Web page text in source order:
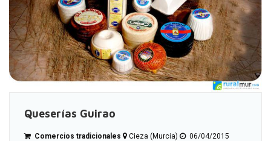
Queserías Guirao
Comercios tradicionales Cieza (Murcia) 06/04/2015